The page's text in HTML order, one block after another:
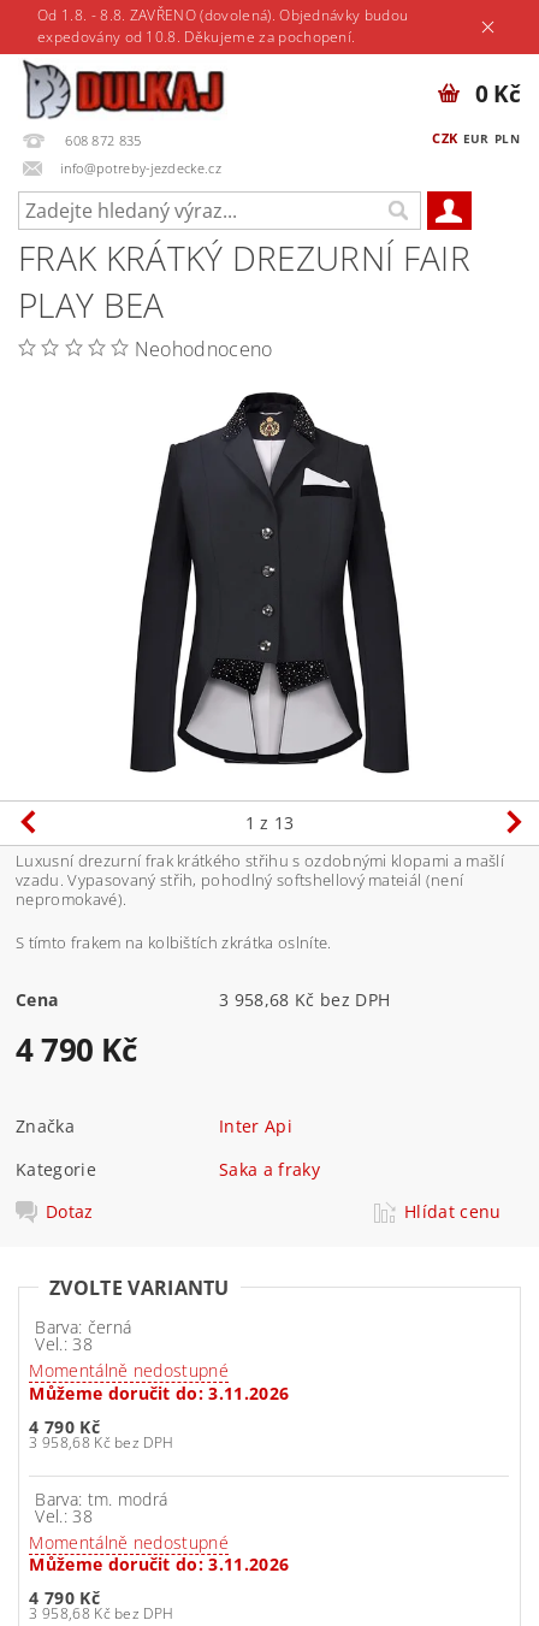
Od 1.8. - 8.8. ZAVŘENO (dovolená). Objednávky budou
expedovány od 10.8. Děkujeme za pochopení.
608 872 835
info@potreby-jezdecke.cz
CZK EUR PLN
0 Kč
FRAK KRÁTKÝ DREZURNÍ FAIR
PLAY BEA
Neohodnoceno
1 z 13
Luxusní drezurní frak krátkého střihu s ozdobnými klopami a mašlí
vzadu. Vypasovaný střih, pohodlný softshellový mateiál (není
nepromokavé).
S tímto frakem na kolbištích zkrátka oslníte.
Cena 3 958,68 Kč bez DPH
4 790 Kč
Značka
Inter Api
Kategorie
Saka a fraky
Dotaz
Hlídat cenu
ZVOLTE VARIANTU
Barva: černá
Vel.: 38
Momentálně nedostupné
Můžeme doručit do: 3.11.2026
4 790 Kč
3 958,68 Kč bez DPH
Barva: tm. modrá
Vel.: 38
Momentálně nedostupné
Můžeme doručit do: 3.11.2026
4 790 Kč
3 958,68 Kč bez DPH